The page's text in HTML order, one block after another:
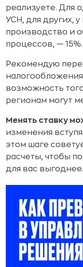
реализуете. Для
УСН, для других,
производство и
процессов, — 15%.
Рекомендую
возможность
регионам могут
Менять ставку
изменения
этом шаге
расчеты, чтобы
для вас выгоднее.